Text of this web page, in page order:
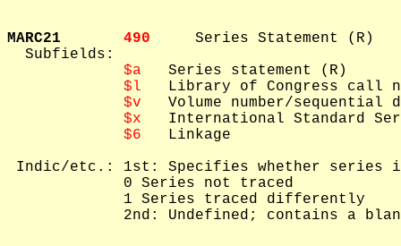
MARC21 490 Series Statement (R)
  Subfields:
$a
   Series statement (R)
$l
Library of Congress call
$v
Volume number/sequential
$x
International Standard
$6
   Linkage
Indic/etc.: 1st: Specifies whether series
             0 Series not traced
             1 Series traced differently
2nd: Undefined; contains a